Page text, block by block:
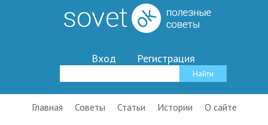
Вход Регистрация
Главная Советы Статьи Истории О сайте